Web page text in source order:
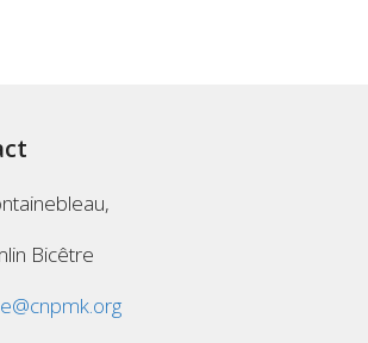
Bicêtre